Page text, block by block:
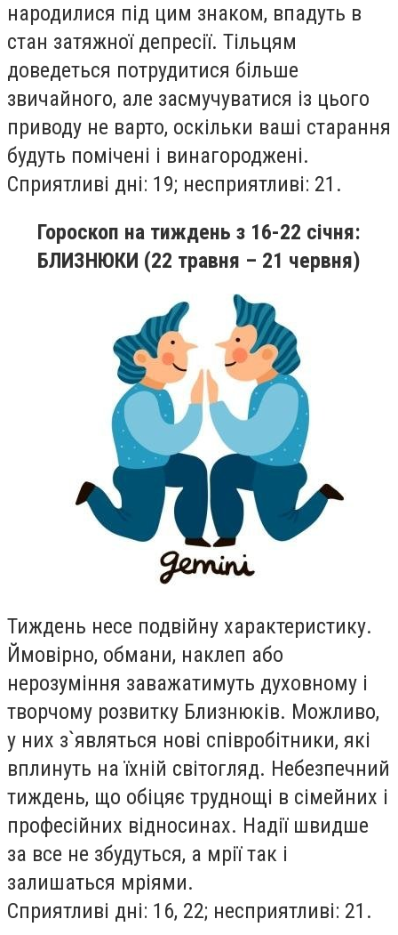
народилися пiд цим знаком, впадуть в
стан затяжної депресiї. Тiльцям
доведеться потрудитися бiльше
звичайного, але засмучуватися iз цього
приводу не варто, оскiльки вашi старання
будуть помiченi i винагородженi.
Сприятливi днi: 19; несприятливi: 21.
Гороскоп на тиждень з 16-22 січня:
БЛИЗНЮКИ (22 травня – 21 червня)
Тиждень несе подвiйну характеристику.
Ймовiрно, обмани, наклеп або
нерозумiння заважатимуть духовному i
творчому розвитку Близнюкiв. Можливо,
у них з`являться новi спiвробiтники, якi
вплинуть на їхнiй свiтогляд. Небезпечний
тиждень, що обiцяє труднощi в сiмейних i
професiйних вiдносинах. Надiї швидше
за все не збудуться, а мрiї так i
залишаться мрiями.
Сприятливi днi: 16, 22; несприятливi: 21.